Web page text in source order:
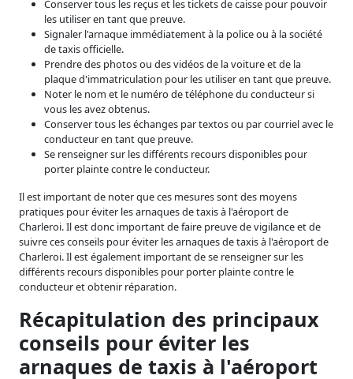
Conserver tous les reçus et les tickets de caisse pour pouvoir
les utiliser en tant que preuve.
Signaler l'arnaque immédiatement à la police ou à la société
de taxis officielle.
Prendre des photos ou des vidéos de la voiture et de la
plaque d'immatriculation pour les utiliser en tant que preuve.
Noter le nom et le numéro de téléphone du conducteur si
vous les avez obtenus.
Conserver tous les échanges par textos ou par courriel avec le
conducteur en tant que preuve.
Se renseigner sur les différents recours disponibles pour
porter plainte contre le conducteur.
Il est important de noter que ces mesures sont des moyens
pratiques pour éviter les arnaques de taxis à l'aéroport de
Charleroi. Il est donc important de faire preuve de vigilance et de
suivre ces conseils pour éviter les arnaques de taxis à l'aéroport de
Charleroi. Il est également important de se renseigner sur les
différents recours disponibles pour porter plainte contre le
conducteur et obtenir réparation.
Récapitulation des principaux
conseils pour éviter les
arnaques de taxis à l'aéroport